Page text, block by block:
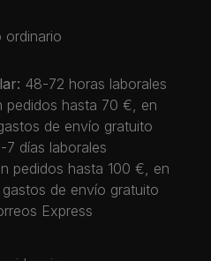
ordinario
48-72 horas laborales
pedidos hasta 70 €, en
de envío gratuito
7 días laborales
pedidos hasta 100 €, en
de envío gratuito
Express